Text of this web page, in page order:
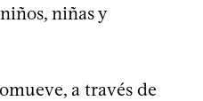
niñas y
a través de